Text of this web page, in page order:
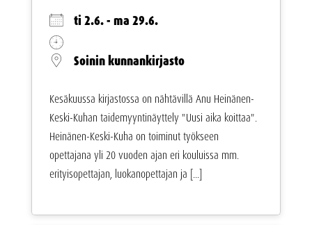
ti 2.6. - ma 29.6.
Soinin kunnankirjasto
Kesäkuussa kirjastossa on nähtävillä Anu Heinänen-
Keski-Kuhan taidemyyntinäyttely "Uusi aika koittaa".
Heinänen-Keski-Kuha on toiminut työkseen
opettajana yli 20 vuoden ajan eri kouluissa mm.
erityisopettajan, luokanopettajan ja [...]